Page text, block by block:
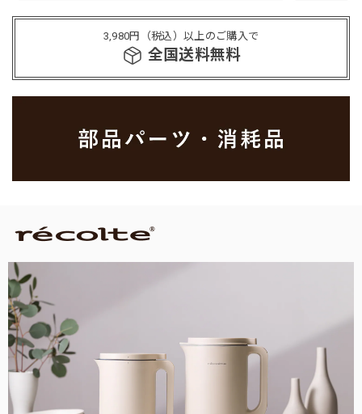
3,980円（税込）以上のご購入で
全国送料無料